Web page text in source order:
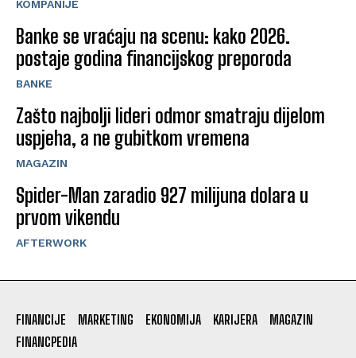
KOMPANIJE
Banke se vraćaju na scenu: kako 2026.
postaje godina financijskog preporoda
BANKE
Zašto najbolji lideri odmor smatraju dijelom
uspjeha, a ne gubitkom vremena
MAGAZIN
Spider-Man zaradio 927 milijuna dolara u
prvom vikendu
AFTERWORK
FINANCIJE MARKETING EKONOMIJA KARIJERA
MAGAZIN
FINANCPEDIA